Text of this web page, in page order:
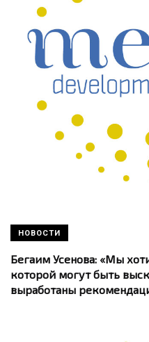
НОВОСТИ
Бегаим Усенова: «Мы
которой могут быть
выработаны